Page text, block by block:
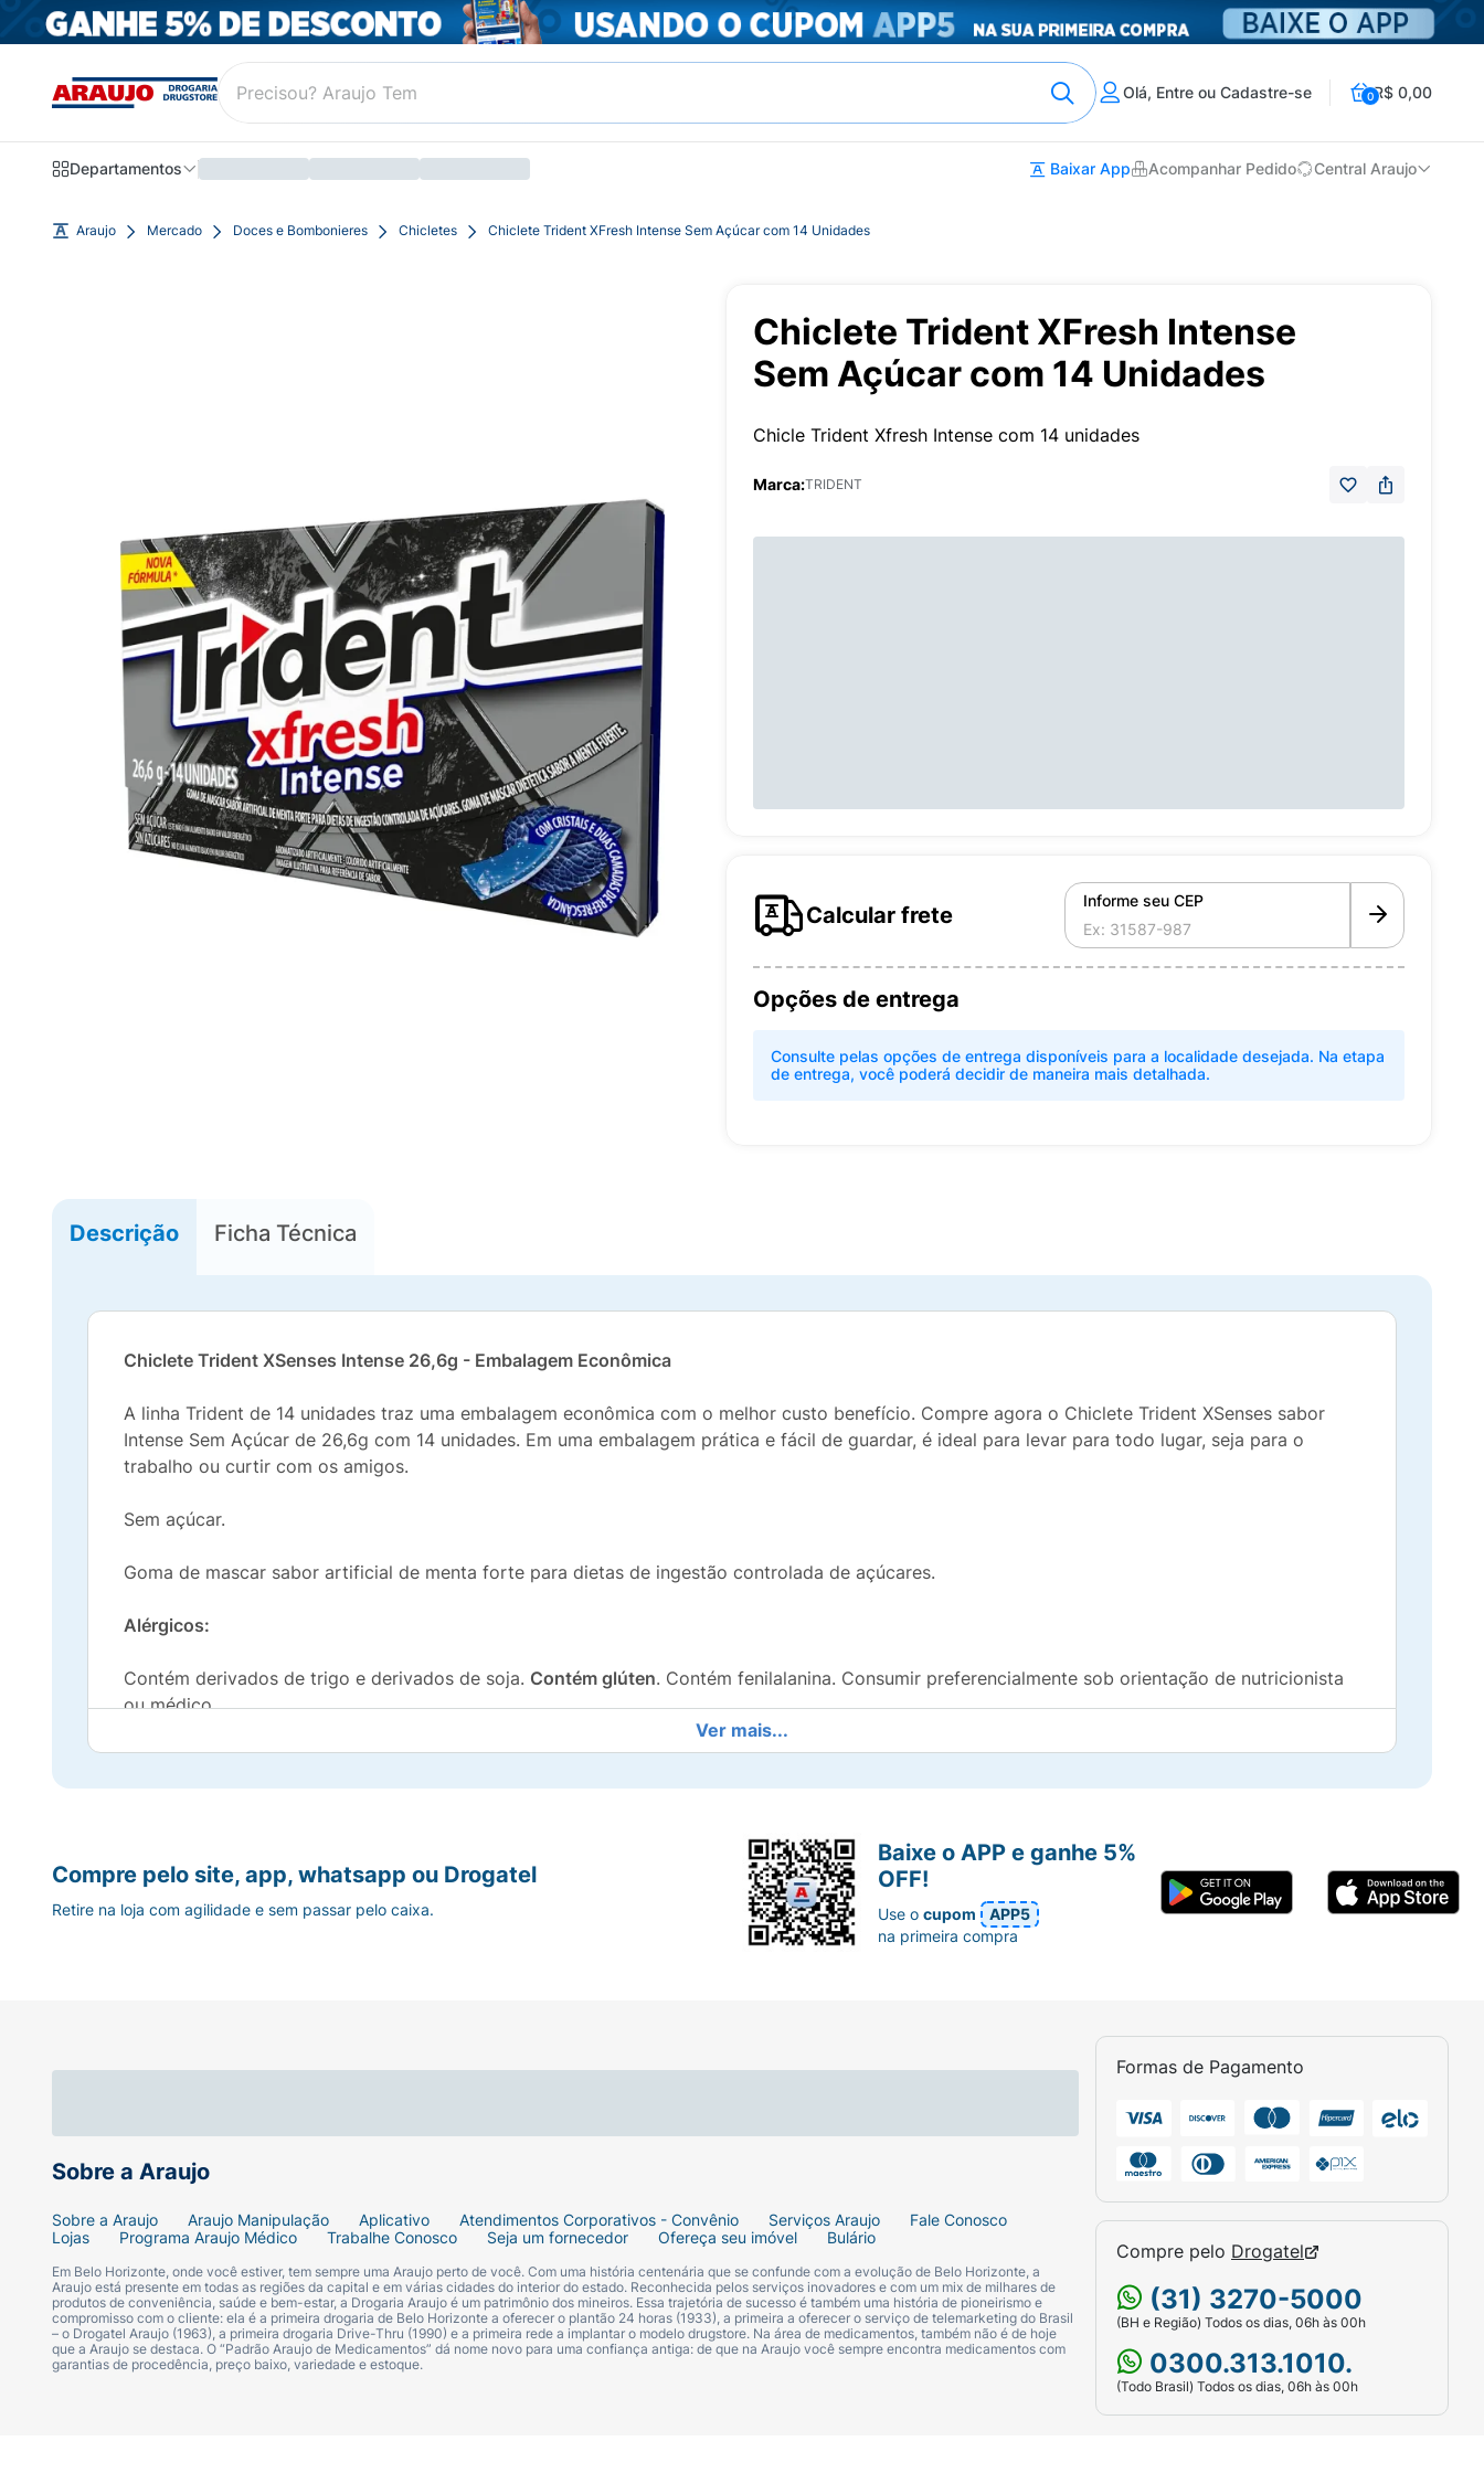
Olá, Entre ou Cadastre-se 0R$ 0,00
Departamentos Baixar App Acompanhar Pedido Central Araujo
Araujo Mercado Doces e Bombonieres Chicletes Chiclete Trident XFresh Intense Sem Açúcar com 14 Unidades
Chiclete Trident XFresh Intense
Sem Açúcar com 14 Unidades
Chicle Trident Xfresh Intense com 14 unidades
Marca:TRIDENT
Calcular frete
Informe seu CEP
Opções de entrega
Consulte pelas opções de entrega disponíveis para a localidade desejada. Na etapa
de entrega, você poderá decidir de maneira mais detalhada.
Descrição Ficha Técnica
Chiclete Trident XSenses Intense 26,6g - Embalagem Econômica
A linha Trident de 14 unidades traz uma embalagem econômica com o melhor custo benefício. Compre agora o Chiclete Trident XSenses sabor
Intense Sem Açúcar de 26,6g com 14 unidades. Em uma embalagem prática e fácil de guardar, é ideal para levar para todo lugar, seja para o
trabalho ou curtir com os amigos.
Sem açúcar.
Goma de mascar sabor artificial de menta forte para dietas de ingestão controlada de açúcares.
Alérgicos:
Contém derivados de trigo e derivados de soja. Contém glúten. Contém fenilalanina. Consumir preferencialmente sob orientação de nutricionista
ou médico.
Ver mais...
Sobre a Araujo
Sobre a Araujo Araujo Manipulação Aplicativo Atendimentos Corporativos - Convênio Serviços Araujo
Fale Conosco
Lojas
Programa Araujo Médico Trabalhe Conosco Seja um fornecedor Ofereça seu imóvel Bulário
Em Belo Horizonte, onde você estiver, tem sempre uma Araujo perto de você. Com uma história centenária que se confunde com a evolução de Belo Horizonte, a
Araujo está presente em todas as regiões da capital e em várias cidades do interior do estado. Reconhecida pelos serviços inovadores e com um mix de milhares de
produtos de conveniência, saúde e bem-estar, a Drogaria Araujo é um patrimônio dos mineiros. Essa trajetória de sucesso é também uma história de pioneirismo e
compromisso com o cliente: ela é a primeira drogaria de Belo Horizonte a oferecer o plantão 24 horas (1933), a primeira a oferecer o serviço de telemarketing do Brasil
– o Drogatel Araujo (1963), a primeira drogaria Drive-Thru (1990) e a primeira rede a implantar o modelo drugstore. Na área de medicamentos, também não é de hoje
que a Araujo se destaca. O “Padrão Araujo de Medicamentos” dá nome novo para uma confiança antiga: de que na Araujo você sempre encontra medicamentos com
garantias de procedência, preço baixo, variedade e estoque.
Formas de Pagamento
Compre pelo Drogatel
(31) 3270-5000
(BH e Região) Todos os dias, 06h às 00h
0300.313.1010.
(Todo Brasil) Todos os dias, 06h às 00h
Compre pelo site, app, whatsapp ou Drogatel
Retire na loja com agilidade e sem passar pelo caixa.
Baixe o APP e ganhe 5%
OFF!
Use ocupom
APP5
na primeira compra